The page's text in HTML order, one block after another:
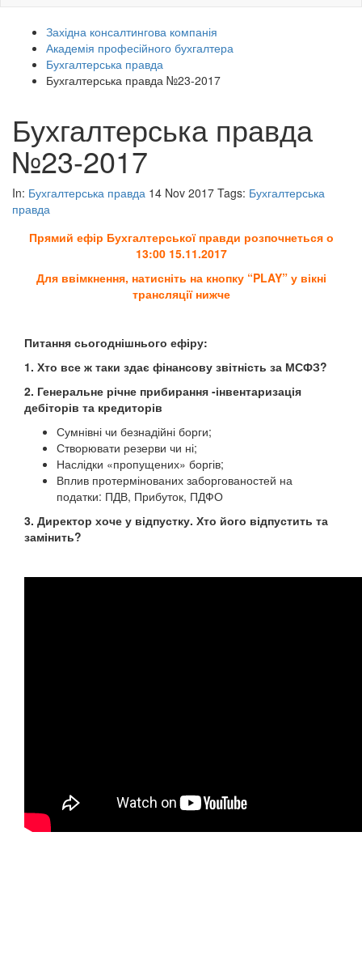
Західна консалтингова компанія
Академія професійного бухгалтера
Бухгалтерська правда
Бухгалтерська правда №23-2017
Бухгалтерська правда
№23-2017
In: Бухгалтерська правда 14 Nov 2017 Tags: Бухгалтерська
правда
Прямий ефір Бухгалтерської правди розпочнеться о
13:00 15.11.2017
Для ввімкнення, натисніть на кнопку “PLAY” у вікні
трансляції нижче
Питання сьогоднішнього ефіру:
1. Хто все ж таки здає фінансову звітність за МСФЗ?
2. Генеральне річне прибирання -інвентаризація
дебіторів та кредиторів
Сумнівні чи безнадійні борги;
Створювати резерви чи ні;
Наслідки «пропущених» боргів;
Вплив протермінованих заборгованостей на
податки: ПДВ, Прибуток, ПДФО
3. Директор хоче у відпустку. Хто його відпустить та
замінить?